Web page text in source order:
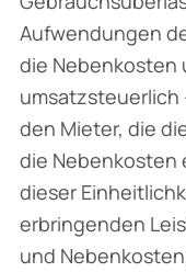
Aufwendungen
die Nebenkosten
umsatzsteuerlich
den Mieter, die
die Nebenkosten
dieser
erbringenden
und